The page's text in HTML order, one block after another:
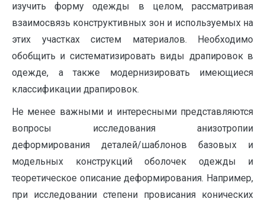
изучить форму одежды в целом, рассматривая
взаимосвязь конструктивных зон и используемых на
этих участках систем материалов. Необходимо
обобщить и систематизировать виды драпировок в
одежде, а также модернизировать имеющиеся
классификации драпировок.
Не менее важными и интересными представляются
вопросы исследования анизотропии
деформирования деталей/шаблонов базовых и
модельных конструкций оболочек одежды и
теоретическое описание деформирования. Например,
при исследовании степени провисания конических